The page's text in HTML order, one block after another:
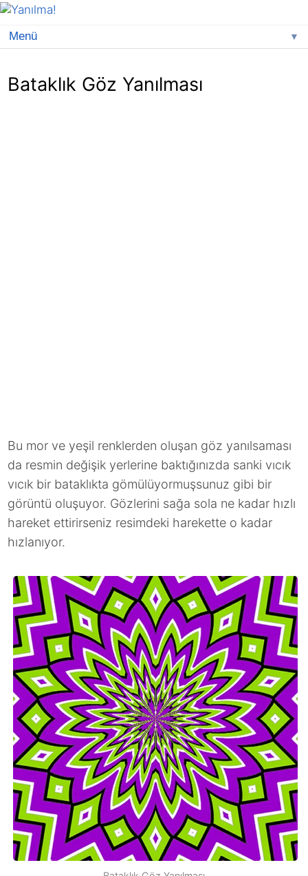
▼
Bataklık Göz Yanılması
Bu mor ve yeşil renklerden oluşan göz yanılsaması
da resmin değişik yerlerine baktığınızda sanki vıcık
vıcık bir bataklıkta gömülüyormuşsunuz gibi bir
görüntü oluşuyor. Gözlerini sağa sola ne kadar hızlı
hareket ettirirseniz resimdeki harekette o kadar
hızlanıyor.